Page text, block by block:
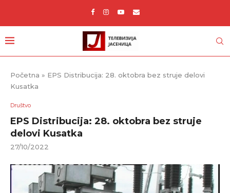
Početna » EPS Distribucija: 28. oktobra bez struje delovi
Kusatka
Društvo
EPS Distribucija: 28. oktobra bez struje
delovi Kusatka
27/10/2022